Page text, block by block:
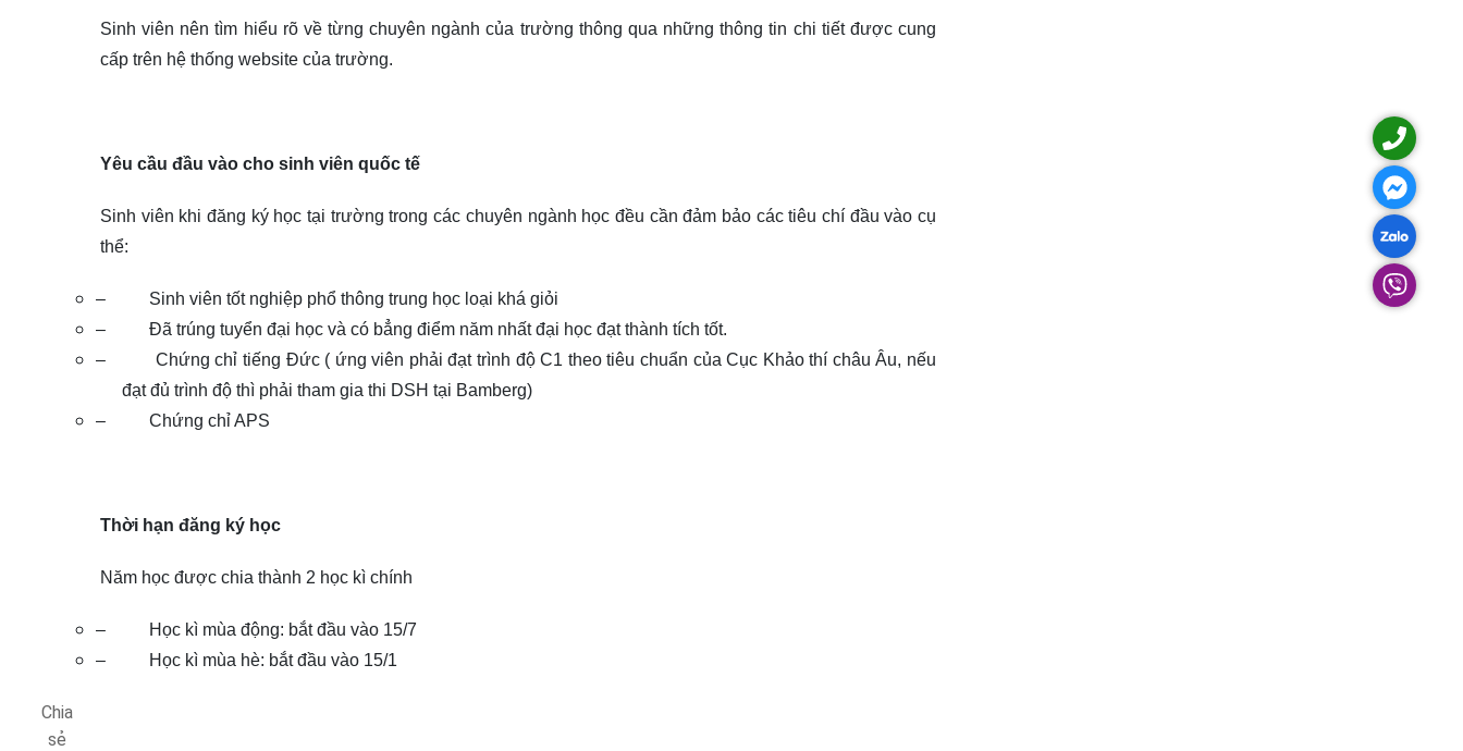
Sinh viên nên tìm hiểu rõ về từng chuyên ngành của trường thông qua những thông tin chi tiết được cung
cấp trên hệ thống website của trường.
Yêu cầu đầu vào cho sinh viên quốc tế
Sinh viên khi đăng ký học tại trường trong các chuyên ngành học đều cần đảm bảo các tiêu chí đầu vào cụ
thể:
–
Sinh viên tốt nghiệp phổ thông trung học loại khá giỏi
–
Đã trúng tuyển đại học và có bẳng điểm năm nhất đại học đạt thành tích tốt.
–
Chứng chỉ tiếng Đức ( ứng viên phải đạt trình độ C1 theo tiêu chuẩn của Cục Khảo thí châu Âu, nếu
đạt đủ trình độ thì phải tham gia thi DSH tại Bamberg)
–
Chứng chỉ APS
Thời hạn đăng ký học
Năm học được chia thành 2 học kì chính
–
Học kì mùa động: bắt đầu vào 15/7
–
Học kì mùa hè: bắt đầu vào 15/1
Chia
sẻ